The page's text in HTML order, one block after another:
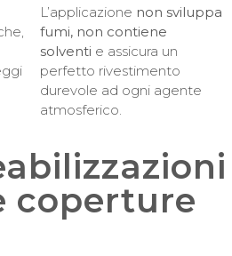
L’applicazione non sviluppa
fumi, non contiene
solventi e assicura un
perfetto rivestimento
durevole ad ogni agente
atmosferico.
coperture